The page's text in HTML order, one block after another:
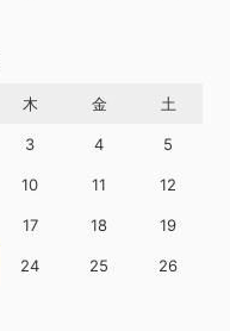
木 金 土
3 4 5
10 11 12
17 18 19
24 25 26